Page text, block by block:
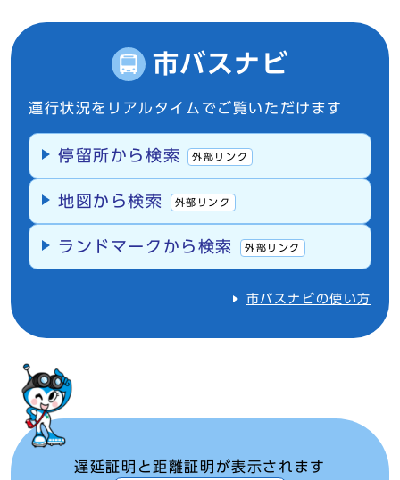
市バスナビ
運行状況をリアルタイムでご覧いただけます
停留所から検索 外部リンク
地図から検索 外部リンク
ランドマークから検索 外部リンク
市バスナビの使い方
遅延証明と距離証明が表示されます